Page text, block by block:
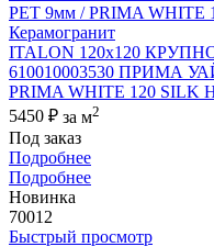
ITALON 120x120
610010003530 ПРИМА
PRIMA WHITE 120 SILK
5450 ₽ за м2
Под заказ
Подробнее
Подробнее
Новинка
70012
Быстрый просмотр